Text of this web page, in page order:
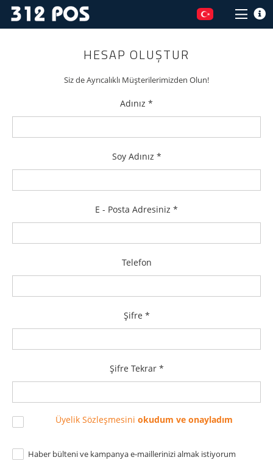
HESAP OLUŞTUR
Siz de Ayrıcalıklı Müşterilerimizden Olun!
Adınız *
Soy Adınız *
E - Posta Adresiniz *
Telefon
Şifre *
Şifre Tekrar *
Üyelik Sözleşmesini okudum ve onayladım
Haber bülteni ve kampanya e-maillerinizi almak istiyorum